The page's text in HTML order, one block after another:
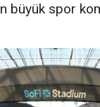
büyük spor